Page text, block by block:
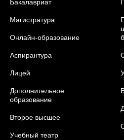
Бакалавриат
Магистратура
Онлайн-образование
Аспирантура
Лицей
Дополнительное
образование
Второе высшее
Учебный театр